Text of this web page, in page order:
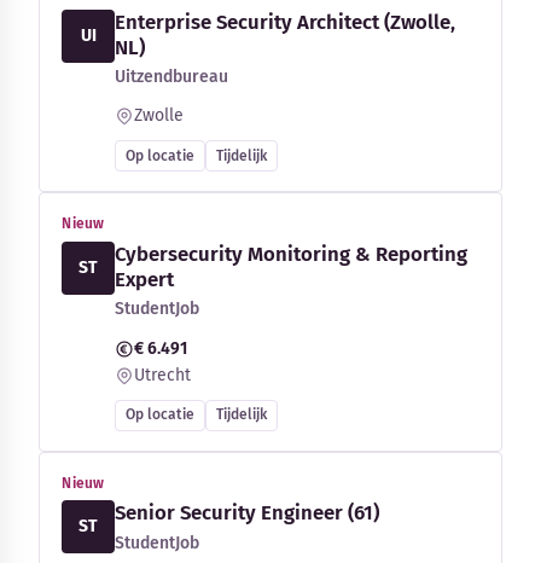
UI
Enterprise Security Architect (Zwolle,
NL)
Uitzendbureau
Zwolle
Op locatie Tijdelijk
Nieuw
ST
Cybersecurity Monitoring & Reporting
Expert
StudentJob
€ 6.491
Utrecht
Op locatie Tijdelijk
Nieuw
ST
Senior Security Engineer (61)
StudentJob